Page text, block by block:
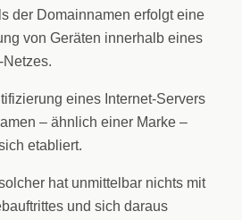
der Domainnamen erfolgt eine
von Geräten innerhalb eines
Netzes.
eines Internet-Servers
– ähnlich einer Marke –
etabliert.
hat unmittelbar nichts mit
und sich daraus